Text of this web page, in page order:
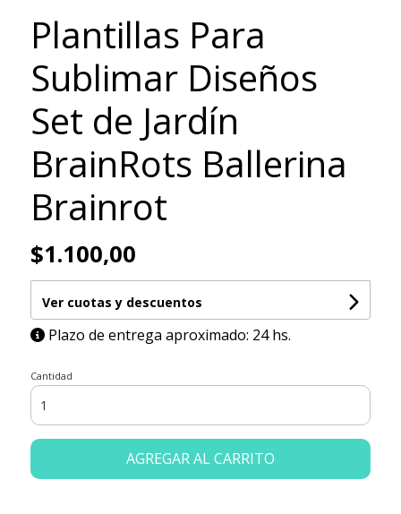
Plantillas Para
Sublimar Diseños
Set de Jardín
BrainRots Ballerina
Brainrot
$1.100,00
Ver cuotas y descuentos
Plazo de entrega aproximado: 24 hs.
Cantidad
AGREGAR AL CARRITO